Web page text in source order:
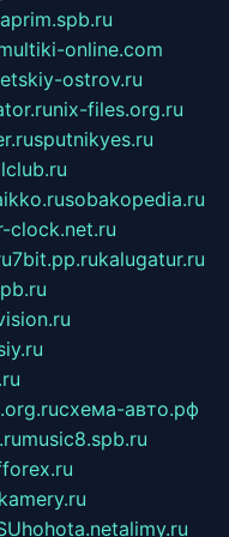
online.com
ostrov.ru
nix-files.org.ru
sputnikyes.ru
sobakopedia.ru
clock.net.ru
7bit.pp.rukalugatur.ru
схема-авто.рф
music8.spb.ru
hohota.netalimy.ru